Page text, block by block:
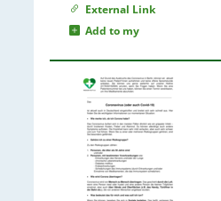
External Link
Add to my